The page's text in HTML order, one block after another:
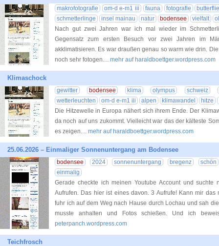
makrofotografie om-d e-m1 iii fauna fotografie
schmetterlinge
insel mainau natur bodensee vielfalt
Nach gut zwei Jahren war ich mal wieder im
Gegensatz zum ersten Besuch vor zwei Jahren im
akklimatisieren. Es war draußen genau so warm wie drin.
noch sehr fotogen.... mehr auf haraldboettger.wordpress.com
Klimaschock
gewitter bodensee klima olympus
schweiz
wetterleuchten
om-d e-m1 iii alpen klimawandel
hitze
Die Hitzewelle in Europa nähert sich ihrem Ende. Der
da noch auf uns zukommt. Vielleicht war das der kälteste
es zeigen.... mehr auf haraldboettger.wordpress.com
25.06.2026 – Einmaliger Sonnenuntergang am Bodensee
bodensee 2024 sonnenuntergang bregenz
schön
einmalig
Gerade checkte ich meinen Youtube Account und
Aufrufen. Das hier ist eines davon. 3 Aufrufe! Kann mir
fuhr ich auf dem Weg nach Hause durch Lochau und sah
musste anhalten und Fotos schießen. Und ich
peterpanch.wordpress.com
Teichfrosch